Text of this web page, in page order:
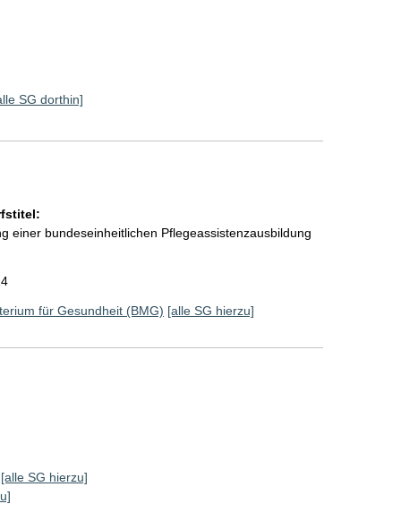
SG dorthin]
einer bundeseinheitlichen Pflegeassistenzausbildung
für Gesundheit (BMG) [alle SG hierzu]
[alle SG hierzu]